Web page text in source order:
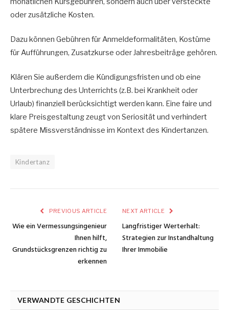
oder zusätzliche Kosten.
Dazu können Gebühren für Anmeldeformalitäten, Kostüme
für Aufführungen, Zusatzkurse oder Jahresbeiträge gehören.
Klären Sie außerdem die Kündigungsfristen und ob eine
Unterbrechung des Unterrichts (z.B. bei Krankheit oder
Urlaub) finanziell berücksichtigt werden kann. Eine faire und
klare Preisgestaltung zeugt von Seriosität und verhindert
spätere Missverständnisse im Kontext des Kindertanzen.
Kindertanz
PREVIOUS ARTICLE
Wie ein Vermessungsingenieur
Ihnen hilft,
Grundstücksgrenzen richtig zu
erkennen
NEXT ARTICLE
Langfristiger Werterhalt:
Strategien zur Instandhaltung
Ihrer Immobilie
VERWANDTE GESCHICHTEN